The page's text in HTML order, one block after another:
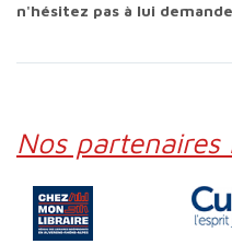
n'hésitez pas à lui
Nos